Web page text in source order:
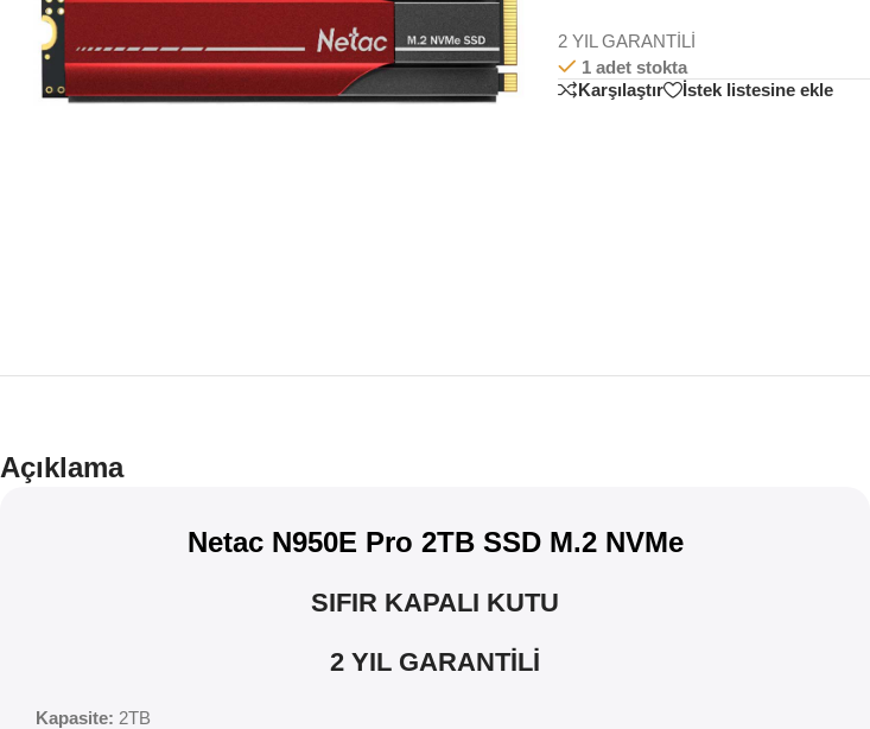
2 YIL GARANTİLİ
1 adet stokta
Karşılaştır
İstek listesine ekle
Açıklama
Netac N950E Pro 2TB SSD M.2 NVMe
SIFIR KAPALI KUTU
2 YIL GARANTİLİ
Kapasite: 2TB